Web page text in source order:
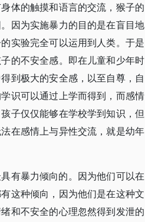
体的触摸和语言的交流，猴子的
因为实施暴力的目的是在盲目地
实验完全可以运用到人类。于是
的不安全感。即在儿童和少年时
到极大的安全感，以至自尊，自
识可以通过上学而得到，而感情
子仅仅能够在学校学到知识，但
在感情上与异性交流，就是幼年
有暴力倾向的。因为他们可以在
这种倾向，因为他们是在这种文
和不安全的心理忽然得到发泄的